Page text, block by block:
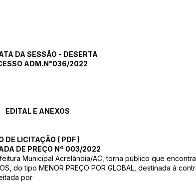
DA SESSÃO - DESERTA
ADM.N°036/2022
EDITAL E ANEXOS
DE LICITAÇÃO ( PDF)
DE PREÇO Nº 003/2022
Municipal Acrelândia/AC, torna público que
do tipo MENOR PREÇO POR GLOBAL, destinada à
por